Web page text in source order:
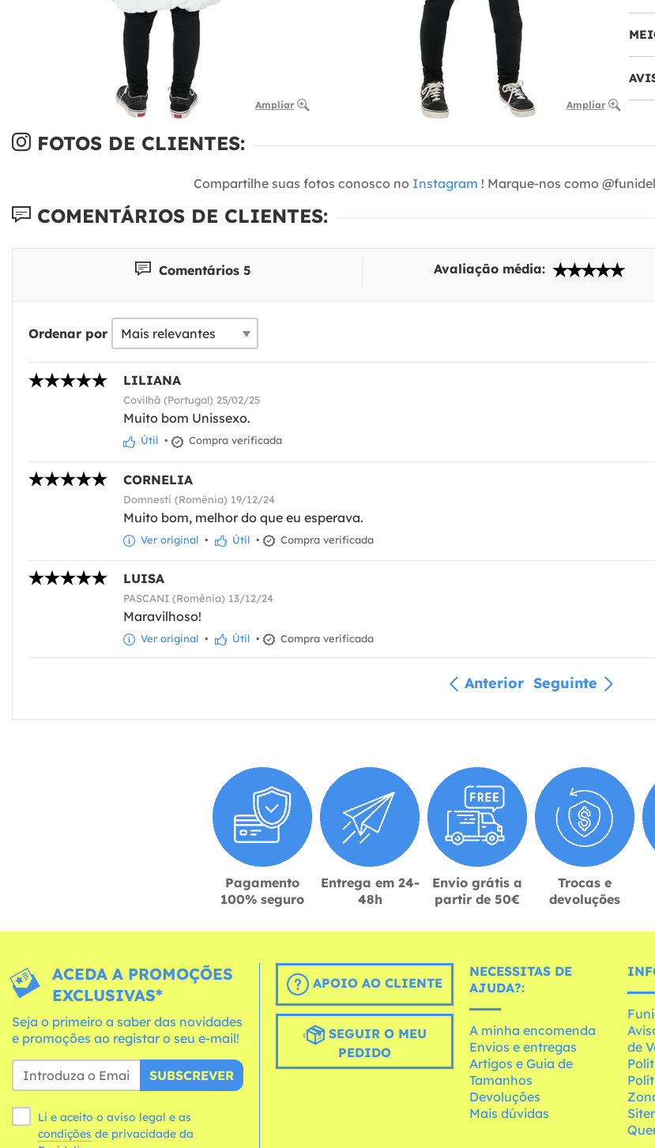
Ampliar Ampliar
FOTOS DE CLIENTES:
Compartilhe suas fotos conosco no Instagram ! Marque-nos como
COMENTÁRIOS DE CLIENTES:
Comentários 5 Avaliação média:
Ordenar por
LILIANA
Covilhã (Portugal) 25/02/25
Muito bom Unissexo.
Útil • Compra verificada
CORNELIA
Domnesti (Romênia) 19/12/24
Muito bom, melhor do que eu esperava.
Ver original • Útil • Compra verificada
LUISA
PASCANI (Romênia) 13/12/24
Maravilhoso!
Ver original • Útil • Compra verificada
Anterior Seguinte
Pagamento
100% seguro
Entrega em 24-
48h
Envio grátis a
partir de 50€
Trocas e
devoluções
ACEDA A PROMOÇÕES
EXCLUSIVAS*
Seja o primeiro a saber das novidades
e promoções ao registar o seu e-mail!
SUBSCREVER
Li e aceito o aviso legal e as
condições
APOIO AO CLIENTE
SEGUIR O MEU
PEDIDO
NECESSITAS DE
AJUDA?:
A minha encomenda
Envios e entregas
Artigos e Guia de
Tamanhos
Devoluções
Mais dúvidas
de